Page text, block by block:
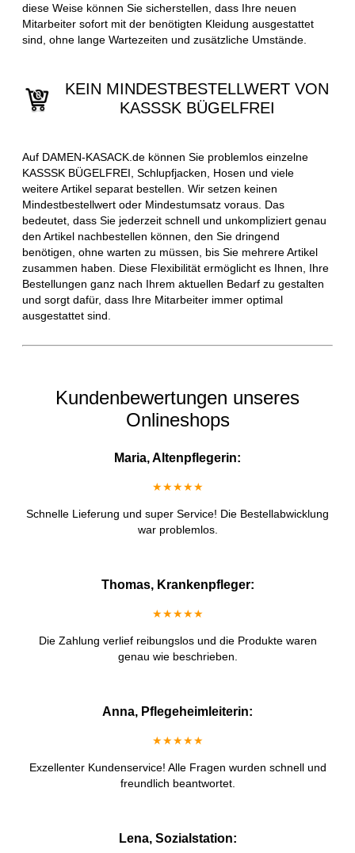
diese Weise können Sie sicherstellen, dass Ihre neuen
Mitarbeiter sofort mit der benötigten Kleidung ausgestattet
sind, ohne lange Wartezeiten und zusätzliche Umstände.
KEIN MINDESTBESTELLWERT VON
KASSSK BÜGELFREI
Auf DAMEN-KASACK.de können Sie problemlos einzelne
KASSSK BÜGELFREI, Schlupfjacken, Hosen und viele
weitere Artikel separat bestellen. Wir setzen keinen
Mindestbestellwert oder Mindestumsatz voraus. Das
bedeutet, dass Sie jederzeit schnell und unkompliziert genau
den Artikel nachbestellen können, den Sie dringend
benötigen, ohne warten zu müssen, bis Sie mehrere Artikel
zusammen haben. Diese Flexibilität ermöglicht es Ihnen, Ihre
Bestellungen ganz nach Ihrem aktuellen Bedarf zu gestalten
und sorgt dafür, dass Ihre Mitarbeiter immer optimal
ausgestattet sind.
Kundenbewertungen unseres
Onlineshops
Maria, Altenpflegerin:
★★★★★
Schnelle Lieferung und super Service! Die Bestellabwicklung
war problemlos.
Thomas, Krankenpfleger:
★★★★★
Die Zahlung verlief reibungslos und die Produkte waren
genau wie beschrieben.
Anna, Pflegeheimleiterin:
★★★★★
Exzellenter Kundenservice! Alle Fragen wurden schnell und
freundlich beantwortet.
Lena, Sozialstation: